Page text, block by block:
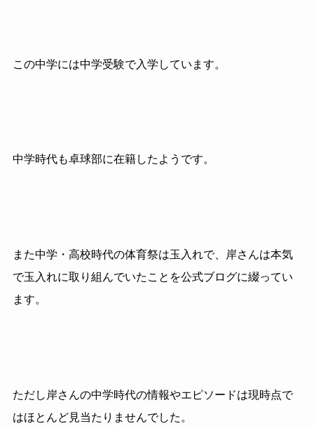
この中学には中学受験で入学しています。
中学時代も卓球部に在籍したようです。
また中学・高校時代の体育祭は玉入れで、岸さんは本気
で玉入れに取り組んでいたことを公式ブログに綴ってい
ます。
ただし岸さんの中学時代の情報やエピソードは現時点で
はほとんど見当たりませんでした。